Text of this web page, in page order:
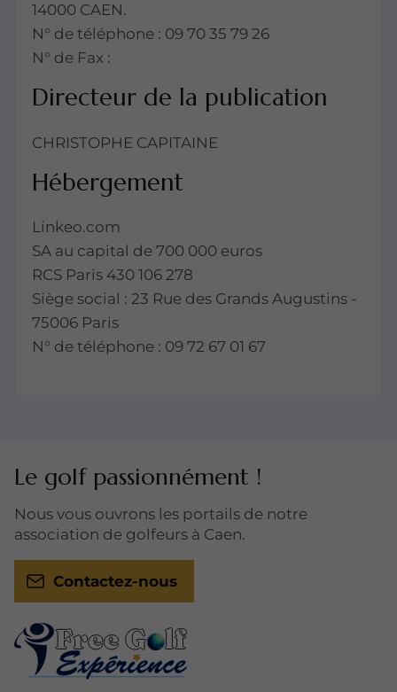
14000 CAEN.
N° de téléphone : 09 70 35 79 26
N° de Fax :
Directeur de la publication
CHRISTOPHE CAPITAINE
Hébergement
Linkeo.com
SA au capital de 700 000 euros
RCS Paris 430 106 278
Siège social : 23 Rue des Grands Augustins -
75006 Paris
N° de téléphone : 09 72 67 01 67
Le golf passionnément !
Nous vous ouvrons les portails de notre
association de golfeurs à Caen.
Contactez-nous